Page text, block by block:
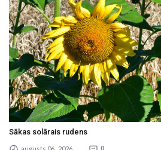
Sākas solārais rudens
augusts 06 , 2026 0